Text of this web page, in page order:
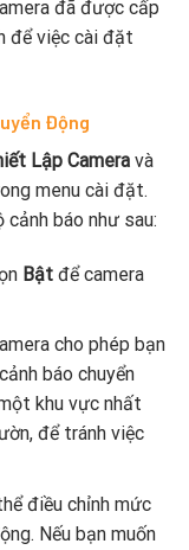
đã được cấp
để việc cài đặt
Động
Lập Camera và
menu cài đặt.
báo như sau:
Bậtđể camera
cho phép bạn
báo chuyển
khu vực nhất
để tránh việc
điều chỉnh mức
Nếu bạn muốn